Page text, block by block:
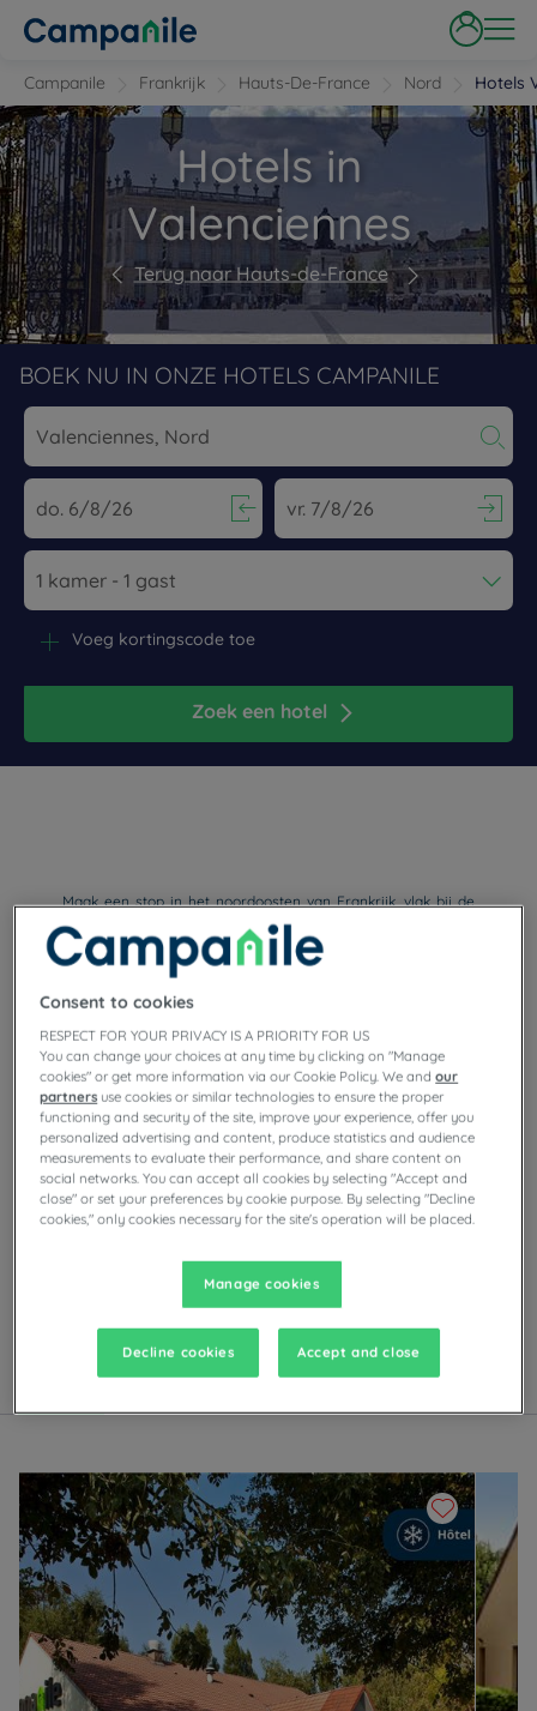
Campanile Frankrijk Hauts-De-France Nord Hotels
Hotels in
Valenciennes
Terug naar Hauts-de-France
BOEK NU IN ONZE HOTELS CAMPANILE
Navigate forward to interact with the calendar and select a
Navigate backward to interact
Zoek een hotel
Voeg kortingscode toe
Maak een stop in het noordoosten van Frankrijk, vlak bij de
Belgische grens. Ontdek Valenciennes, een stad die wordt
doorkruist door de rivier de Schelde, vlak bij het regionale
park Scarpe-Escaut. Na een lange dag van vergaderen of
bezoeken in het departement Nord wordt u hartelijk
Parkeergelegenheid, gratis wifi en een onbeperkt buffet
wachten op u!
Onze hotels in Valenciennes
Geniet van het comfort van Campanile-kamers in
Valenciennes. Afhankelijk van het hotel vindt u
privéparkeergelegenheid, vergaderzalen, restaurants
met zelfbedieningsbuffetten of à-la-carte-gerechten,
evenals avondentertainment.
Consent to cookies
RESPECT FOR YOUR PRIVACY IS A PRIORITY FOR US
You can change your choices at any time by clicking on "Manage
cookies" or get more information via our Cookie Policy. We andour
partners use cookies or similar technologies to ensure the proper
functioning and security of the site, improve your experience, offer you
personalized advertising and content, produce statistics and audience
measurements to evaluate their performance, and share content on
social networks. You can accept all cookies by selecting "Accept and
close" or set your preferences by cookie purpose. By selecting "Decline
cookies," only cookies necessary for the site's operation will be placed.
Manage cookies
Decline cookies Accept and close